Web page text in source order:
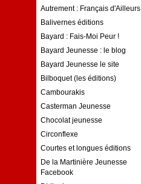
Autrement : Français d'Ailleurs
Balivernes éditions
Bayard : Fais-Moi Peur !
Bayard Jeunesse : le blog
Bayard Jeunesse le site
Bilboquet (les éditions)
Cambourakis
Casterman Jeunesse
Chocolat jeunesse
Circonflexe
Courtes et longues éditions
De la Martinière Jeunesse
Facebook